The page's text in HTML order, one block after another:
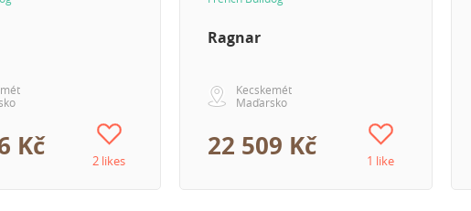
Kč 2 likes
Ragnar
Kecskemét
Maďarsko
22 509 Kč 1 like